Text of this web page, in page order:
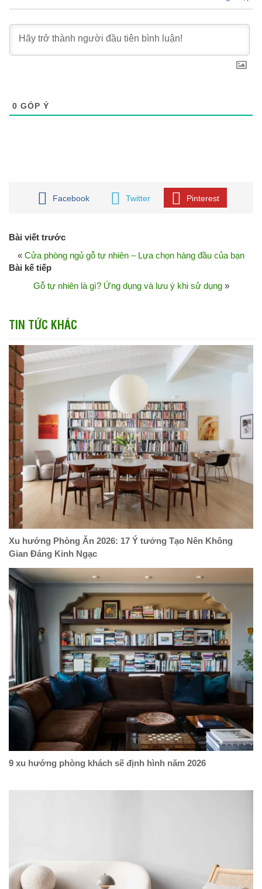
0 GÓP Ý
Facebook Twitter Pinterest
Bài viết trước
« Cửa phòng ngủ gỗ tự nhiên – Lựa chọn hàng đầu của bạn
Bài kế tiếp
Gỗ tự nhiên là gì? Ứng dụng và lưu ý khi sử dụng»
TIN TỨC KHÁC
Xu hướng Phòng Ăn 2026: 17 Ý tưởng Tạo Nên Không
Gian Đáng Kinh Ngạc
9 xu hướng phòng khách sẽ định hình năm 2026